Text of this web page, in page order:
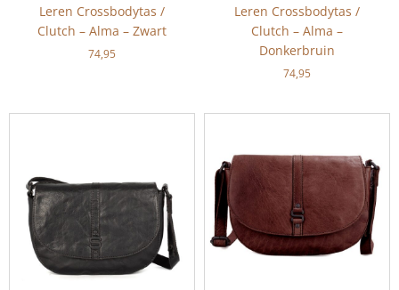
Leren Crossbodytas /
Clutch – Alma – Zwart
74,95
Leren Crossbodytas /
Clutch – Alma –
Donkerbruin
74,95